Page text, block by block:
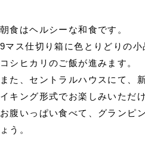
朝食はヘルシーな和食です。
9マス仕切り箱に色とりどりの
コシヒカリのご飯が進みます。
また、セントラルハウスにて、
イキング形式でお楽しみいただけ
お腹いっぱい食べて、グランピ
ょう。